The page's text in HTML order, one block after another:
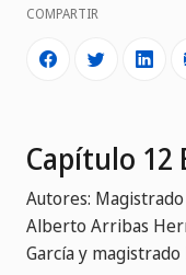
COMPARTIR
Capítulo 12
Autores:
Alberto Arribas
García y magistrado